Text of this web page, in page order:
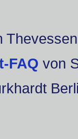
Thevessen
FAQ von